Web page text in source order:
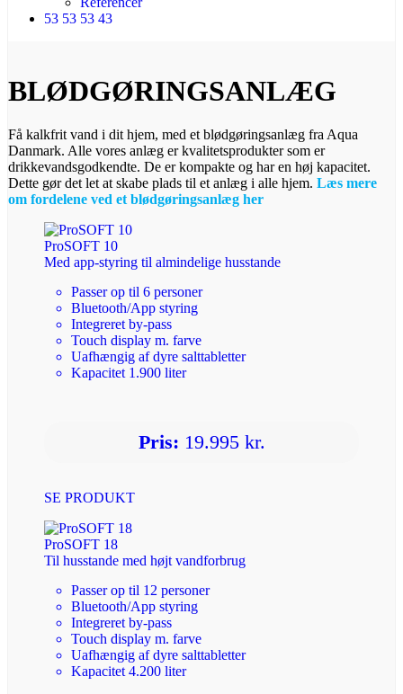
53 53 53 43
BLØDGØRINGSANLÆG
Få kalkfrit vand i dit hjem, med et blødgøringsanlæg fra Aqua
Danmark. Alle vores anlæg er kvalitetsprodukter som er
drikkevandsgodkendte. De er kompakte og har en høj kapacitet.
Dette gør det let at skabe plads til et anlæg i alle hjem. Læs mere
om fordelene ved et blødgøringsanlæg her
ProSOFT 10
Med app-styring til almindelige husstande
Passer op til 6 personer
Bluetooth/App styring
Integreret by-pass
Touch display m. farve
Uafhængig af dyre salttabletter
Kapacitet 1.900 liter
Pris: 19.995 kr.
SE PRODUKT
ProSOFT 18
Til husstande med højt vandforbrug
Passer op til 12 personer
Bluetooth/App styring
Integreret by-pass
Touch display m. farve
Uafhængig af dyre salttabletter
Kapacitet 4.200 liter